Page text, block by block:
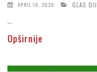
APRIL 10, 2026 GLAS
...
Opširnije